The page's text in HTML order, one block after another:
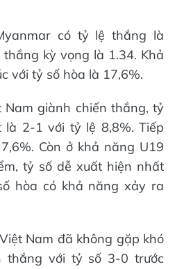
có tỷ lệ thắng là
kỳ vọng là 1.34. Khả
với tỷ số hòa là 17,6%.
Nam giành chiến thắng, tỷ
là 2-1 với tỷ lệ 8,8%. Tiếp
Còn ở khả năng U19
tỷ số dễ xuất hiện nhất
hòa có khả năng xảy ra
Nam đã không gặp khó
thắng với tỷ số 3-0 trước